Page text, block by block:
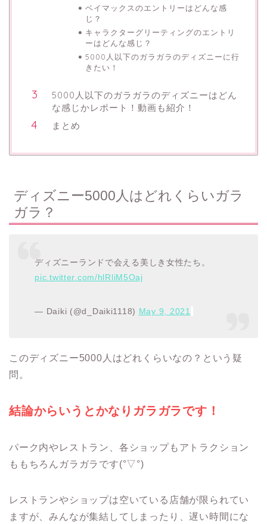
ベイマックスのエントリーはどんな感
じ？
キャラクターグリーティングのエントリ
ーはどんな感じ？
5000人以下のガラガラのディズニーに行
きたい！
5000人以下のガラガラのディズニーはどん
な感じかレポート！動画も紹介！
まとめ
ディズニー5000人はどれくらいガラ
ガラ？
ディズニーランドで会える美しき女性たち。
pic.twitter.com/hlRliM5Oaj
— Daiki (@d_Daiki1118) May 9, 2021
このディズニー5000人はどれくらいなの？という疑
問。
結論からいうとかなりガラガラです！
パーク内やレストラン、各ショップもアトラクション
ももちろんガラガラです(°▽°)
レストランやショップは空いている店舗が限られてい
ますが、みんなが集結してしまったり、遅い時間にな